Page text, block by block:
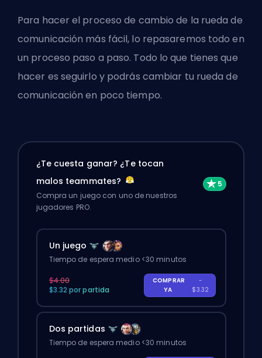
Para hacer el proceso de cambio de la rueda de
comunicación más fácil, lo repasaremos todo en
un proceso paso a paso. Todo lo que tienes que
hacer es seguirlo y podrás cambiar tu rueda de
comunicación en poco tiempo.
¿Te cuesta ganar? ¿Te tocan
malos teammates?
Compra un juego con uno de nuestros
jugadores PRO.
Un juego
Tiempo de espera medio <30 minutos
$4.00
$3.32 por partida
COMPRAR
YA
-
$3.32
Dos partidas
Tiempo de espera medio <30 minutos